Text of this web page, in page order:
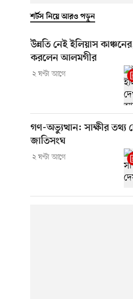
শর্টস নিয়ে আরও পড়ুন
উন্নতি নেই ইলিয়াস
করলেন আলমগীর
২ ঘণ্টা আগে
গণ-অভ্যুত্থান: সাক্ষীর তথ্য
জাতিসংঘ
২ ঘণ্টা আগে